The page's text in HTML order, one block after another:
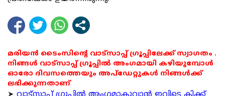
മരിയൻ ടൈംസിന്റെ വാട്സാപ്പ് ഗ്രൂപ്പിലേക്ക് സ്വാഗതം .
നിങ്ങൾ വാട്സാപ്പ് ഗ്രൂപ്പിൽ അംഗമായി കഴിയുമ്പോൾ
ഓരോ ദിവസത്തെയും അപ്ഡേറ്റുകൾ നിങ്ങൾക്ക്
ലഭിക്കുന്നതാണ്